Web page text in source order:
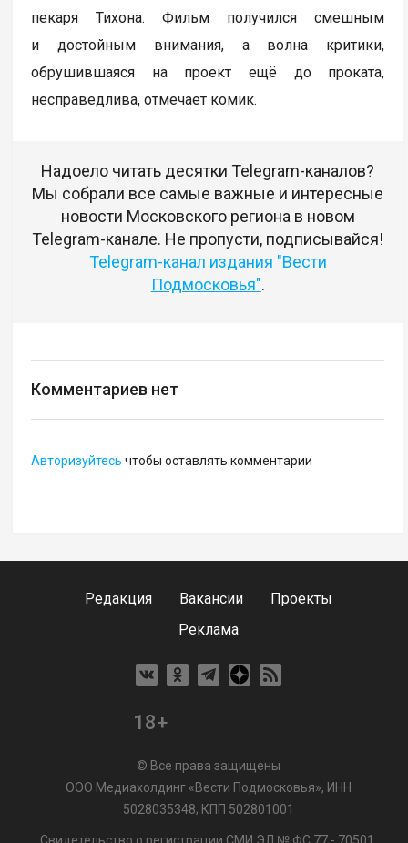
пекаря Тихона. Фильм получился смешным
и достойным внимания, а волна критики,
обрушившаяся на проект ещё до проката,
несправедлива, отмечает комик.
Надоело читать десятки Telegram-каналов?
Мы собрали все самые важные и интересные
новости Московского региона в новом
Telegram-канале. Не пропусти, подписывайся!
Telegram-канал издания "Вести
Подмосковья".
Комментариев нет
Авторизуйтесь чтобы оставлять комментарии
Редакция Вакансии
Проекты
Реклама
18+
© Все права защищены
ООО Медиахолдинг «Вести Подмосковья», ИНН
5028035348; КПП 502801001